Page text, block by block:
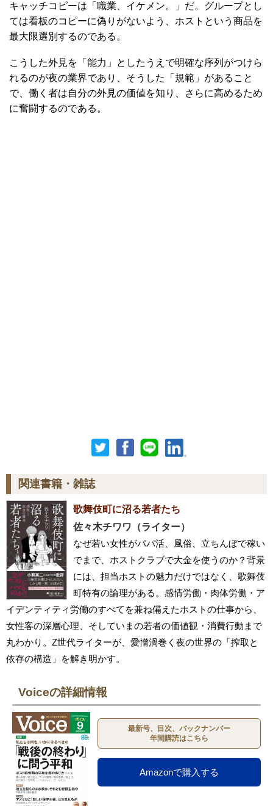
キャッチコピーは「職業、イケメン。」だ。グループとし
ては看板のコピーに偽りがないよう、ホストという商品を
最大限選別するのである。
こうした外見を「能力」としたうえで明確な序列がつけら
れるのが夜の業界であり、そうした「規範」があること
で、働く者は自分の外見の価値を知り、さらに高めるため
に奮闘するのである。
関連書籍・雑誌
歌舞伎町に沼る若者たち
佐々木チワワ（ライター）
なぜ若い女性がパパ活、風俗、立ちんぼで稼い
でまで、ホストクラブで大金を使うのか？背景
には、担当ホストの魅力だけではなく、歌舞伎
町特有の論理がある。感情労働・肉体労働・ア
イデンティティ労働のすべてを兼ね備えたホストの仕事から、
女性客の深層心理、そしていまの若者の価値観・消費行動まで
丸わかり。Z世代ライターが、愛憎渦巻く夜の世界の「搾取と
依存の構造」を解き明かす。
Voiceの詳細情報
最新号、目次、バックナンバー
年間購読はこちら
Amazonで購入する